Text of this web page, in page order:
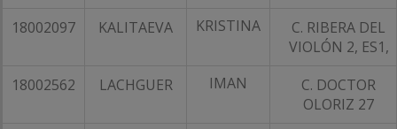
18002097
KALITAEVA KRISTINA
C. RIBERA DEL
VIOLÓN 2, ES1,
18002562
LACHGUER IMAN
C. DOCTOR
OLORIZ 27